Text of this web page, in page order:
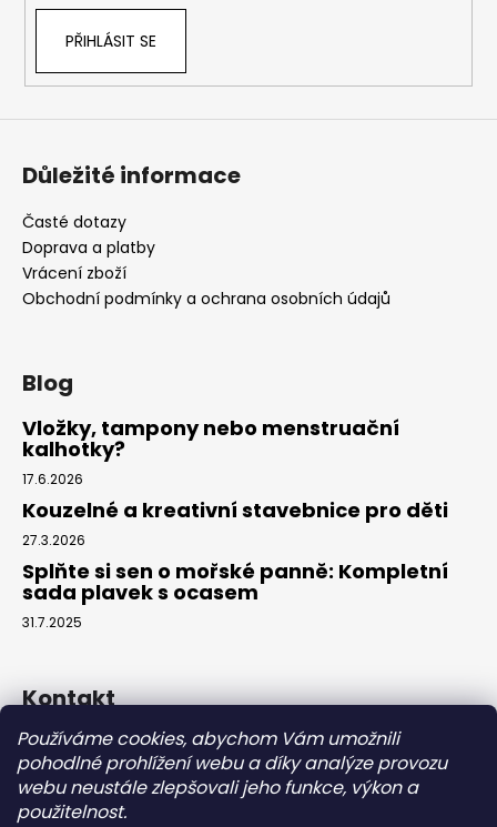
Používáme cookies, abychom Vám umožnili
pohodlné prohlížení webu a díky analýze provozu
webu neustále zlepšovali jeho funkce, výkon a
použitelnost.
PŘIHLÁSIT SE
Důležité informace
Časté dotazy
Doprava a platby
Vrácení zboží
Obchodní podmínky a ochrana osobních údajů
Blog
Vložky, tampony nebo menstruační
kalhotky?
17.6.2026
Kouzelné a kreativní stavebnice pro děti
27.3.2026
Splňte si sen o mořské panně: Kompletní
sada plavek s ocasem
31.7.2025
Kontakt
info@eparuky.cz
+420 734 459 045
Náš Facebook